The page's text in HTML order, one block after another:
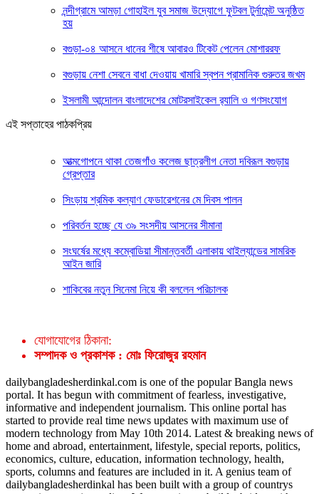
নন্দীগ্রামে আমড়া গোহাইল যুব সমাজ উদ্যোগে ফুটবল টুর্নামেন্ট অনুষ্ঠিত
হয়
বগুড়া-০৪ আসনে ধানের শীষে আবারও টিকেট পেলেন মোশাররফ
বগুড়ায় নেশা সেবনে বাধা দেওয়ায় খামারি স্বপন প্রামানিক গুরুতর জখম
ইসলামী আন্দোলন বাংলাদেশের মোটরসাইকেল র‍্যালি ও গণসংযোগ
এই সপ্তাহের পাঠকপ্রিয়
আত্মগোপনে থাকা তেজগাঁও কলেজ ছাত্রলীগ নেতা দবিরূল বগুড়ায়
গ্রেপ্তার
সিংড়ায় শ্রমিক কল্যাণ ফেডারেশনের মে দিবস পালন
পরিবর্তন হচ্ছে যে ৩৯ সংসদীয় আসনের সীমানা
সংঘর্ষের মধ্যে কম্বোডিয়া সীমান্তবর্তী এলাকায় থাইল্যান্ডের সামরিক
আইন জারি
শাকিবের নতুন সিনেমা নিয়ে কী বললেন পরিচালক
যোগাযোগের ঠিকানা:
সম্পাদক ও প্রকাশক : মোঃ ফিরোজুর রহমান
dailybangladesherdinkal.com is one of the popular Bangla news
portal. It has begun with commitment of fearless, investigative,
informative and independent journalism. This online portal has
started to provide real time news updates with maximum use of
modern technology from May 10th 2014. Latest & breaking news of
home and abroad, entertainment, lifestyle, special reports, politics,
economics, culture, education, information technology, health,
sports, columns and features are included in it. A genius team of
dailybangladesherdinkal has been built with a group of countrys